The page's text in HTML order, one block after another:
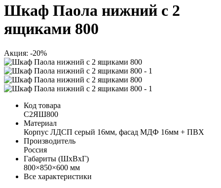
Шкаф Паола нижний с 2
ящиками 800
Акция: -20%
Код товара
С2ЯШ800
Материал
Корпус ЛДСП серый 16мм, фасад МДФ 16мм + ПВХ
Производитель
Россия
Габариты (ШхВхГ)
800×850×600 мм
Все характеристики